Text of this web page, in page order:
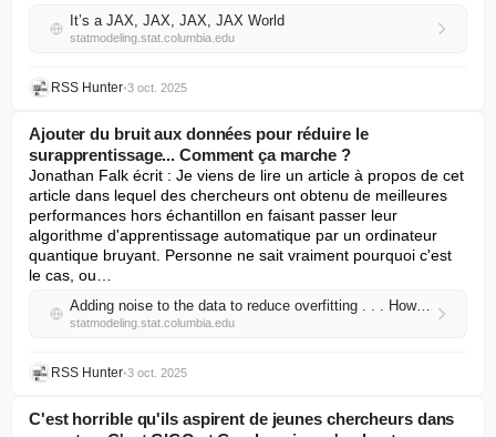
It’s a JAX, JAX, JAX, JAX World
statmodeling.stat.columbia.edu
RSS Hunter•3 oct. 2025
Ajouter du bruit aux données pour réduire le
surapprentissage... Comment ça marche ?
Jonathan Falk écrit : Je viens de lire un article à propos de cet
article dans lequel des chercheurs ont obtenu de meilleures
performances hors échantillon en faisant passer leur
algorithme d'apprentissage automatique par un ordinateur
quantique bruyant. Personne ne sait vraiment pourquoi c'est
le cas, ou…
Adding noise to the data to reduce overfitting . . . How does that work?
statmodeling.stat.columbia.edu
RSS Hunter•3 oct. 2025
C'est horrible qu'ils aspirent de jeunes chercheurs dans